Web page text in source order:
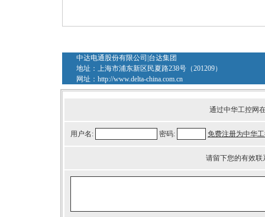
中达电通股份有限公司|台达集团
地址：上海市浦东新区民夏路238号（201209）
网址： http://www.delta-china.com.cn
通过中华工控网
用户名: 密码: 免费注册为中华
请留下您的有效